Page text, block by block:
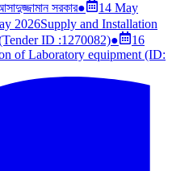
সরকার●
14 May
2026Supply and Installation
ID :1270082)●
16
of Laboratory equipment (ID: